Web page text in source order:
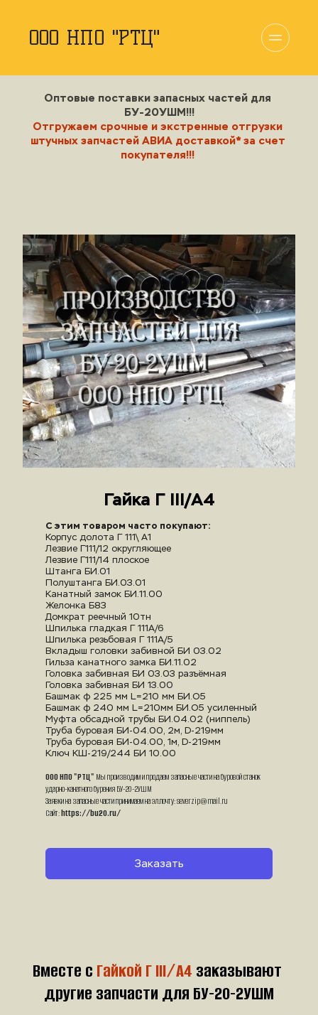
ООО НПО "РТЦ"
Оптовые поставки запасных частей для
БУ-20УШМ!!!
Отгружаем срочные и экстренные отгрузки
штучных запчастей АВИА доставкой* за счет
покупателя!!!
Гайка Г III/А4
С этим товаром часто покупают:
Корпус долота Г 111\ А1
Лезвие Г111/12 округляющее
Лезвие Г111/14 плоское
Штанга БИ.01
Полуштанга БИ.03.01
Канатный замок БИ.11.00
Желонка Б8З
Домкрат реечный 10тн
Шпилька гладкая Г 111А/6
Шпилька резьбовая Г 111А/5
Вкладыш головки забивной БИ 03.02
Гильза канатного замка БИ.11.02
Головка забивная БИ 03.03 разъёмная
Головка забивная БИ 13.00
Башмак ф 225 мм L=210 мм БИ.О5
Башмак ф 240 мм L=210мм БИ.О5 усиленный
Муфта обсадной трубы БИ.04.02 (ниппель)
Труба буровая БИ-04.00, 2м, D-219мм
Труба буровая БИ-04.00, 1м, D-219мм
Ключ КШ-219/244 БИ 10.00
ООО НПО "РТЦ" Мы производим и продаем запасные части на буровой станок
ударно-канатного бурения БУ-20-2УШМ
Заявки на запасные части принимаем на эл.почту: severzip@mail.ru
Сайт: https://bu20.ru/
Заказать
Вместе с Гайкой Г III/А4 заказывают
другие запчасти для БУ-20-2УШМ